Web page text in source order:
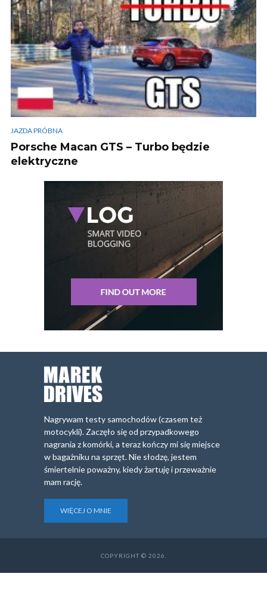
JAZDA PRÓBNA
Porsche Macan GTS – Turbo będzie
elektryczne
Nagrywam testy samochodów (czasem też
motocykli). Zaczęło się od przypadkowego
nagrania z komórki, a teraz kończy mi się miejsce
w bagażniku na sprzęt. Nie słodzę, jestem
śmiertelnie poważny, kiedy żartuję i przeważnie
mam rację.
WIĘCEJ O MNIE
COPYRIGHT © 2026.